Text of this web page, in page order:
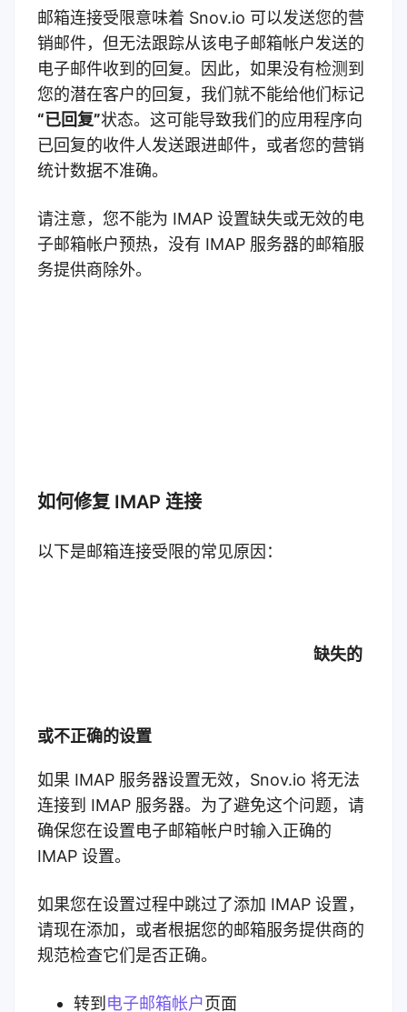
邮箱连接受限意味着 Snov.io 可以发送您的营
销邮件，但无法跟踪从该电子邮箱帐户发送的
电子邮件收到的回复。因此，如果没有检测到
您的潜在客户的回复，我们就不能给他们标记
“已回复”状态。这可能导致我们的应用程序向
已回复的收件人发送跟进邮件，或者您的营销
统计数据不准确。
请注意，您不能为 IMAP 设置缺失或无效的电
子邮箱帐户预热，没有 IMAP 服务器的邮箱服
务提供商除外。
如何修复 IMAP 连接
以下是邮箱连接受限的常见原因：
缺失的
或不正确的设置
如果 IMAP 服务器设置无效，Snov.io 将无法
连接到 IMAP 服务器。为了避免这个问题，请
确保您在设置电子邮箱帐户时输入正确的
IMAP 设置。
如果您在设置过程中跳过了添加 IMAP 设置，
请现在添加，或者根据您的邮箱服务提供商的
规范检查它们是否正确。
转到 电子邮箱帐户页面